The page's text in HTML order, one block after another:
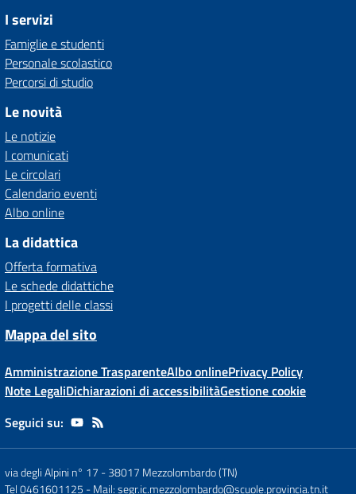
I servizi
Famiglie e studenti
Personale scolastico
Percorsi di studio
Le novità
Le notizie
I comunicati
Le circolari
Calendario eventi
Albo online
La didattica
Offerta formativa
Le schede didattiche
I progetti delle classi
Mappa del sito
Amministrazione TrasparenteAlbo onlinePrivacy Policy
Note LegaliDichiarazioni di accessibilitàGestione cookie
Seguici su:
via degli Alpini n° 17 -38017 Mezzolombardo (TN)
Tel 0461601125 - Mail:segr.ic.mezzolombardo@scuole.provincia.tn.it